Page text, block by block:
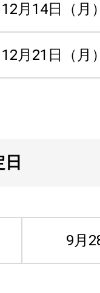
12月14日（月
12月21日（月
9月